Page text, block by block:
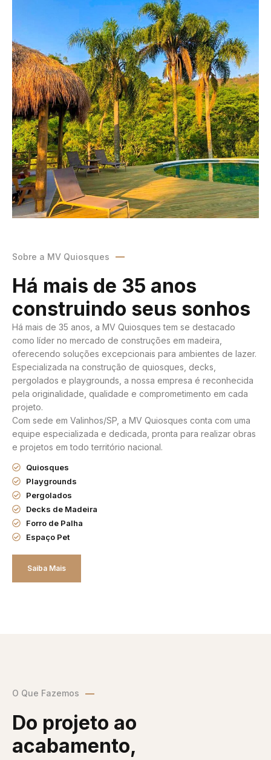
Sobre a MV Quiosques
Há mais de 35 anos
construindo seus sonhos
Há mais de 35 anos, a MV Quiosques tem se destacado
como líder no mercado de construções em madeira,
oferecendo soluções excepcionais para ambientes de lazer.
Especializada na construção de quiosques, decks,
pergolados e playgrounds, a nossa empresa é reconhecida
pela originalidade, qualidade e comprometimento em cada
projeto.
Com sede em Valinhos/SP, a MV Quiosques conta com uma
equipe especializada e dedicada, pronta para realizar obras
e projetos em todo território nacional.
Quiosques
Playgrounds
Pergolados
Decks de Madeira
Forro de Palha
Espaço Pet
Saiba Mais
O Que Fazemos
Do projeto ao
acabamento,